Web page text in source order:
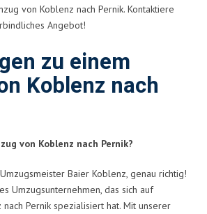
von Koblenz nach Pernik. Kontaktiere
Angebot!
zu einem
Koblenz nach
von Koblenz nach Pernik?
Baier Koblenz, genau richtig!
Umzugsunternehmen, das sich auf
Pernik spezialisiert hat. Mit unserer